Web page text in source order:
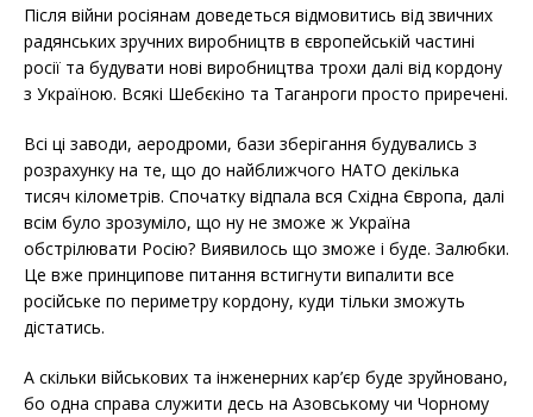
Після війни росіянам доведеться відмовитись від звичних
радянських зручних виробництв в європейській частині
росії та будувати нові виробництва трохи далі від кордону
з Україною. Всякі Шебєкіно та Таганроги просто приречені.
Всі ці заводи, аеродроми, бази зберігання будувались з
розрахунку на те, що до найближчого НАТО декілька
тисяч кілометрів. Спочатку відпала вся Східна Європа, далі
всім було зрозуміло, що ну не зможе ж Україна
обстрілювати Росію? Виявилось що зможе і буде. Залюбки.
Це вже принципове питання встигнути випалити все
російське по периметру кордону, куди тільки зможуть
дістатись.
А скільки військових та інженерних кар’єр буде зруйновано,
бо одна справа служити десь на Азовському чи Чорному